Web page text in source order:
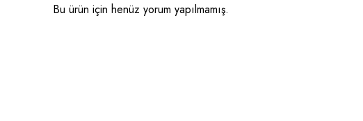
Bu ürün için henüz yorum yapılmamış.